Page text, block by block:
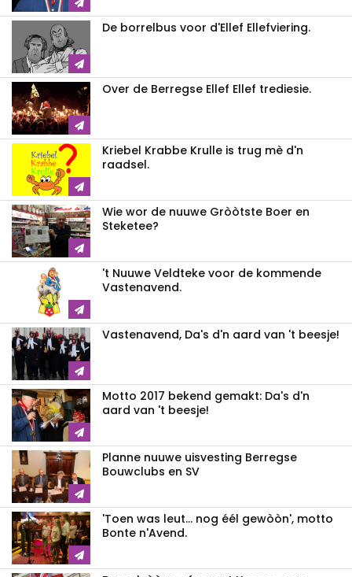
De borrelbus voor d'Ellef Ellefviering.
Over de Berregse Ellef Ellef trediesie.
Kriebel Krabbe Krulle is trug mè d'n
raadsel.
Wie wor de nuuwe Gròòtste Boer en
Steketee?
't Nuuwe Veldteke voor de kommende
Vastenavend.
Vastenavend, Da's d'n aard van 't beesje!
Motto 2017 bekend gemakt: Da's d'n
aard van 't beesje!
Planne nuuwe uisvesting Berregse
Bouwclubs en SV
'Toen was leut... nog éél gewòòn', motto
Bonte n'Avend.